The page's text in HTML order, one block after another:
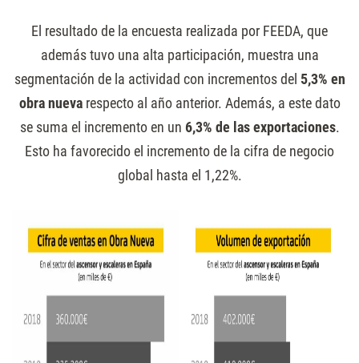
El resultado de la encuesta realizada por FEEDA, que
además tuvo una alta participación, muestra una
segmentación de la actividad con incrementos del 5,3% en
obra nuevarespecto al año anterior. Además, a este dato
se suma el incremento en un 6,3% de las exportaciones.
Esto ha favorecido el incremento de la cifra de negocio
global hasta el 1,22%.